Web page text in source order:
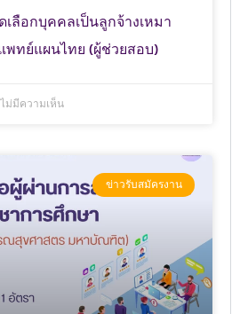
ลือกบุคคลเป็นลูกจ้างเหมา
พทย์แผนไทย (ผู้ช่วยสอบ)
ไม่มีความเห็น
ข่าวรับสมัครงาน